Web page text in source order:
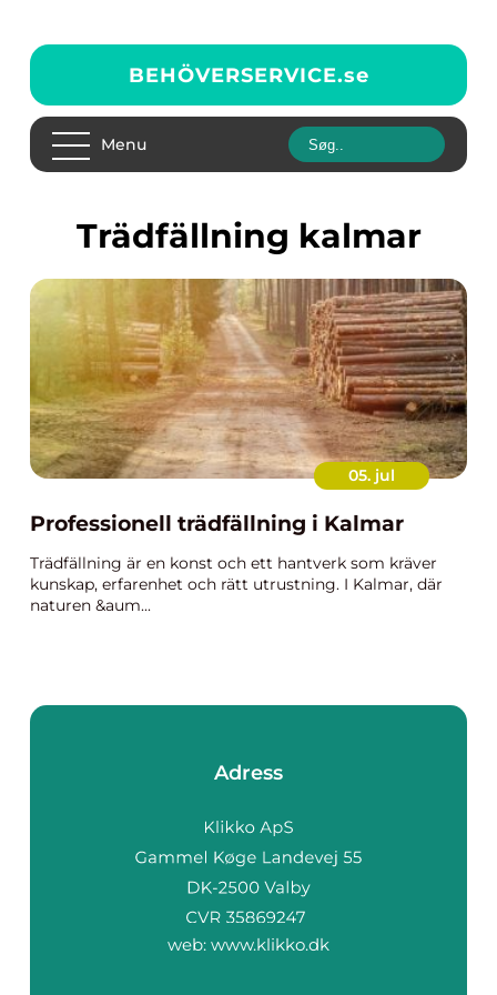
BEHÖVERSERVICE.se
Menu
trädfällning kalmar
05. jul
Professionell trädfällning i Kalmar
Trädfällning är en konst och ett hantverk som kräver
kunskap, erfarenhet och rätt utrustning. I Kalmar, där
naturen &aum...
Adress
web: www.klikko.dk